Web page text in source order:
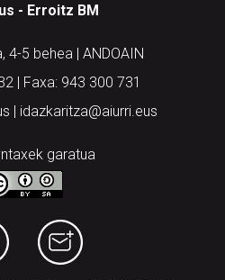
- Erroitz BM
4-5 behea | ANDOAIN
| Faxa: 943 300 731
| idazkaritza@aiurri.eus
garatua